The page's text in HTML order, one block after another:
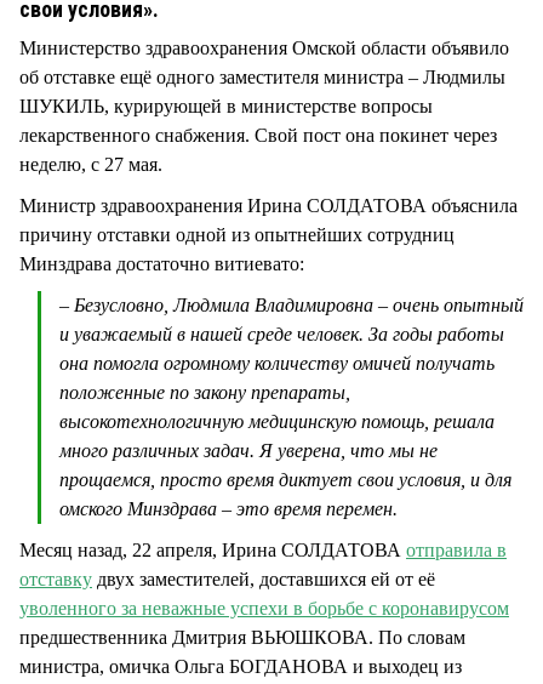
свои условия».
Министерство здравоохранения Омской области объявило
об отставке ещё одного заместителя министра – Людмилы
ШУКИЛЬ, курирующей в министерстве вопросы
лекарственного снабжения. Свой пост она покинет через
неделю, с 27 мая.
Министр здравоохранения Ирина СОЛДАТОВА объяснила
причину отставки одной из опытнейших сотрудниц
Минздрава достаточно витиевато:
– Безусловно, Людмила Владимировна – очень опытный
и уважаемый в нашей среде человек. За годы работы
она помогла огромному количеству омичей получать
положенные по закону препараты,
высокотехнологичную медицинскую помощь, решала
много различных задач. Я уверена, что мы не
прощаемся, просто время диктует свои условия, и для
омского Минздрава – это время перемен.
Месяц назад, 22 апреля, Ирина СОЛДАТОВА отправила в
отставку двух заместителей, доставшихся ей от её
уволенного за неважные успехи в борьбе с коронавирусом
предшественника Дмитрия ВЬЮШКОВА. По словам
министра, омичка Ольга БОГДАНОВА и выходец из